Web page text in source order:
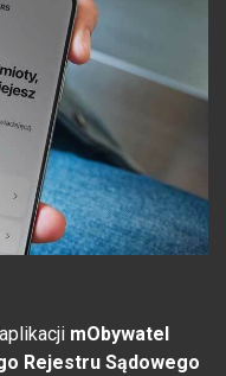
mObywatel
Rejestru Sądowego